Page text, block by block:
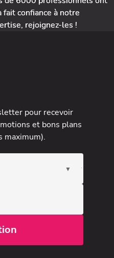
fait confiance à notre
rejoignez-les !
pour recevoir
et bons plans
maximum).